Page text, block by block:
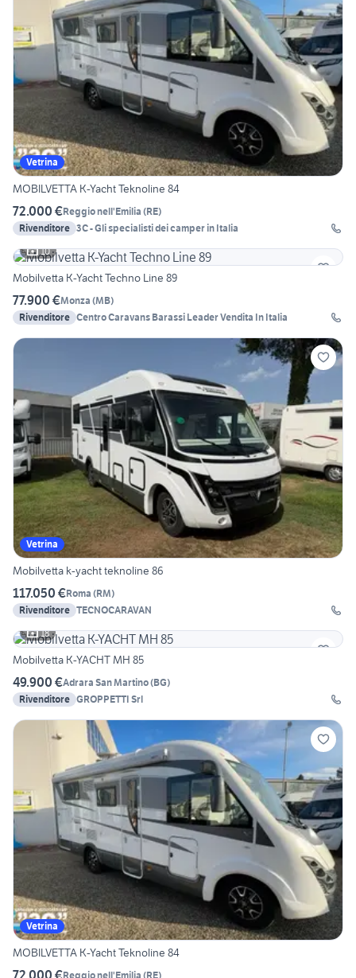
Vetrina
MOBILVETTA K-Yacht Teknoline 84
72.000 €Reggio nell'Emilia (RE)
Rivenditore 3C - Gli specialisti dei camper in Italia
10
Mobilvetta K-Yacht Techno Line 89
77.900 €Monza (MB)
Rivenditore Centro Caravans Barassi Leader Vendita In Italia
Vetrina
Mobilvetta k-yacht teknoline 86
117.050 €Roma (RM)
Rivenditore TECNOCARAVAN
18
Mobilvetta K-YACHT MH 85
49.900 €Adrara San Martino(BG)
Rivenditore GROPPETTI Srl
Vetrina
MOBILVETTA K-Yacht Teknoline 84
Reggio nell'Emilia (RE)